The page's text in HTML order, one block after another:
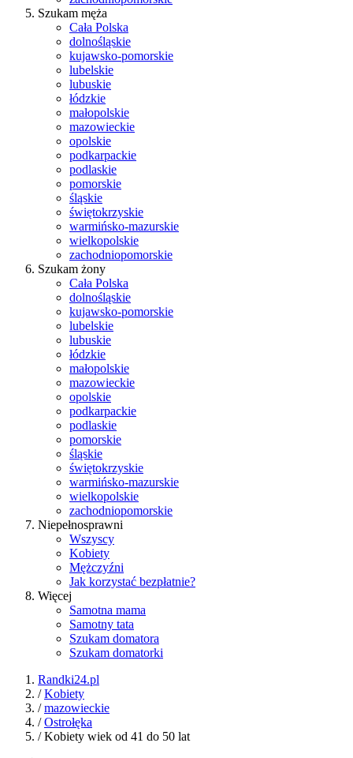
Szukam męża
Cała Polska
dolnośląskie
kujawsko-pomorskie
lubelskie
lubuskie
łódzkie
małopolskie
mazowieckie
opolskie
podkarpackie
podlaskie
pomorskie
śląskie
świętokrzyskie
warmińsko-mazurskie
wielkopolskie
zachodniopomorskie
Szukam żony
Cała Polska
dolnośląskie
kujawsko-pomorskie
lubelskie
lubuskie
łódzkie
małopolskie
mazowieckie
opolskie
podkarpackie
podlaskie
pomorskie
śląskie
świętokrzyskie
warmińsko-mazurskie
wielkopolskie
zachodniopomorskie
Niepełnosprawni
Wszyscy
Kobiety
Mężczyźni
Jak korzystać bezpłatnie?
Więcej
Samotna mama
Samotny tata
Szukam domatora
Szukam domatorki
Randki24.pl
/Kobiety
/mazowieckie
/Ostrołęka
/ Kobiety wiek od 41 do 50 lat